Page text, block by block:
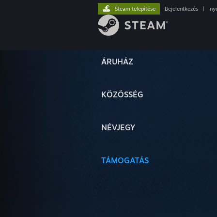
ÁRUHÁZ
KÖZÖSSÉG
NÉVJEGY
TÁMOGATÁS
Steam telepítése Bejelentkezés